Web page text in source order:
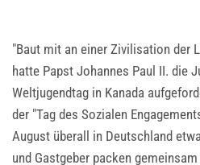
"Baut mit an einer Zivilisation der
hatte Papst Johannes Paul II. die
Weltjugendtag in Kanada
der "Tag des Sozialen
August überall in Deutschland
und Gastgeber packen